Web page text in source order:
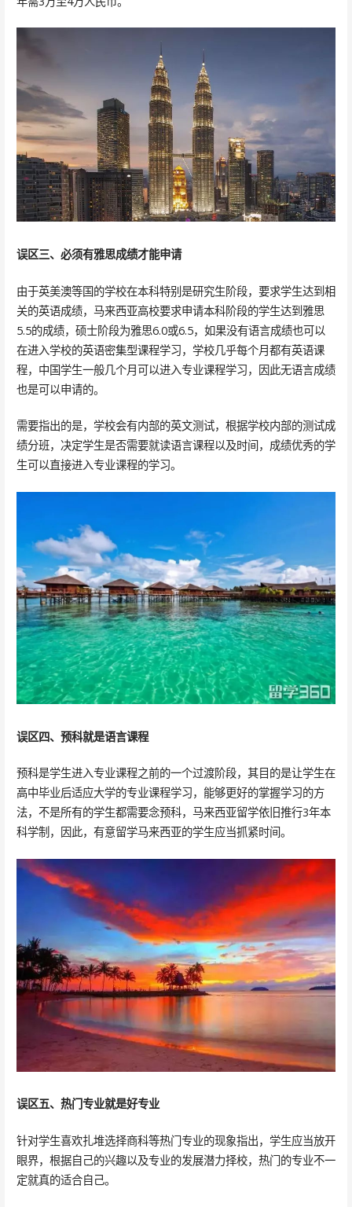
误区三、必须有雅思成绩才能申请
由于英美澳等国的学校在本科特别是研究生阶段，要求学生达到相
关的英语成绩，马来西亚高校要求申请本科阶段的学生达到雅思
5.5的成绩，硕士阶段为雅思6.0或6.5，如果没有语言成绩也可以
在进入学校的英语密集型课程学习，学校几乎每个月都有英语课
程，中国学生一般几个月可以进入专业课程学习，因此无语言成绩
也是可以申请的。
需要指出的是，学校会有内部的英文测试，根据学校内部的测试成
绩分班，决定学生是否需要就读语言课程以及时间，成绩优秀的学
生可以直接进入专业课程的学习。
误区四、预科就是语言课程
预科是学生进入专业课程之前的一个过渡阶段，其目的是让学生在
高中毕业后适应大学的专业课程学习，能够更好的掌握学习的方
法，不是所有的学生都需要念预科，马来西亚留学依旧推行3年本
科学制，因此，有意留学马来西亚的学生应当抓紧时间。
误区五、热门专业就是好专业
针对学生喜欢扎堆选择商科等热门专业的现象指出，学生应当放开
眼界，根据自己的兴趣以及专业的发展潜力择校，热门的专业不一
定就真的适合自己。